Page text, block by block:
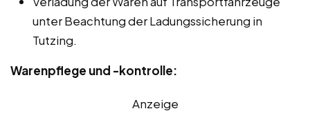
unter Beachtung der Ladungssicherung in
Tutzing.
Warenpflege und -kontrolle:
Anzeige